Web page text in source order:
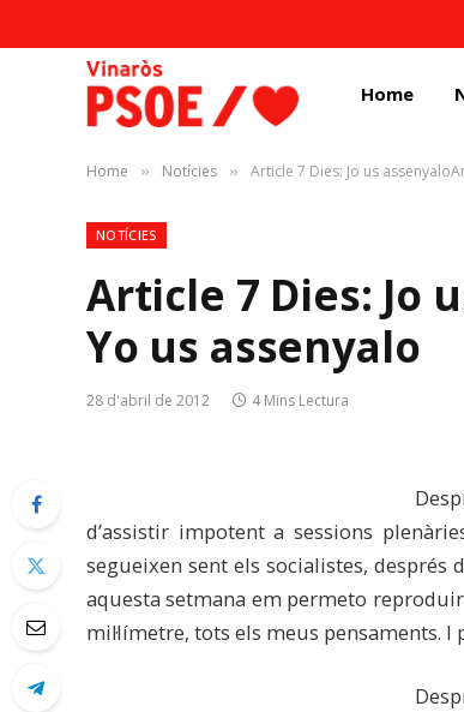
Home
Home » Notícies » Article 7 Dies: Jo us
NOTÍCIES
Article 7 Dies: Jo
Yo us assenyalo
28 d'abril de 2012 4 Mins Lectura
d’assistir impotent a sessions
segueixen sent els socialistes, després
aquesta setmana em permeto
mil·límetre, tots els meus pensaments. I